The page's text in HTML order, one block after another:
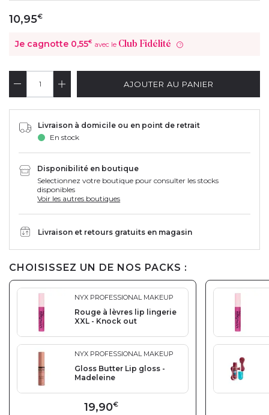
10,95€
Je cagnotte 0,55€ avec le Club Fidélité ?
AJOUTER AU PANIER
Livraison à domicile ou en point de retrait
En stock
Disponibilité en boutique
Selectionnez votre boutique pour consulter les stocks
disponibles
Voir les autres boutiques
Livraison et retours gratuits en magasin
CHOISISSEZ UN DE NOS PACKS :
NYX PROFESSIONAL MAKEUP
Rouge à lèvres lip lingerie
XXL - Knock out
NYX PROFESSIONAL MAKEUP
Gloss Butter Lip gloss -
Madeleine
19,90€